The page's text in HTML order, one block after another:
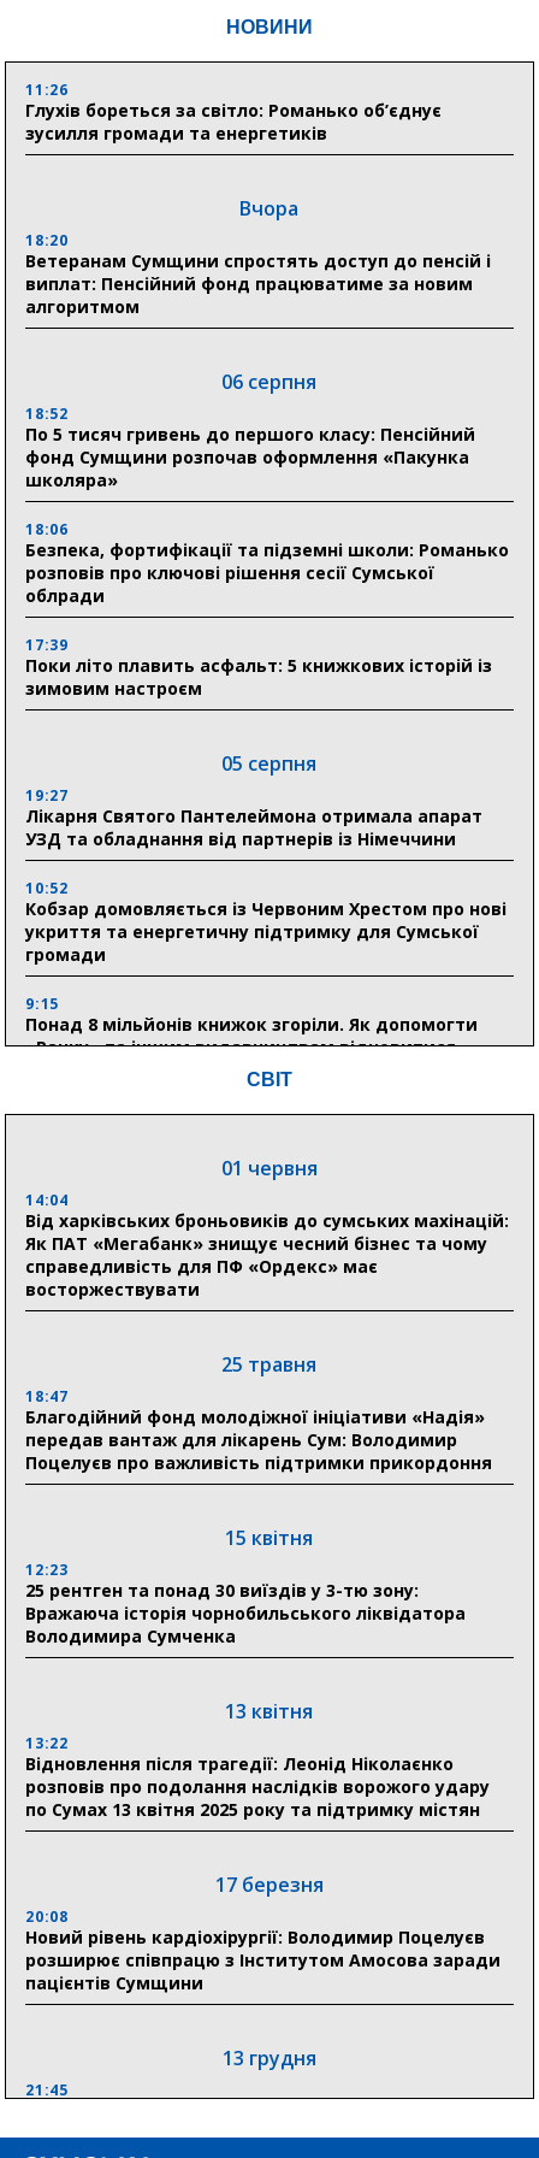
НОВИНИ
11:26
Глухів бореться за світло: Романько об’єднує
зусилля громади та енергетиків
Вчора
18:20
Ветеранам Сумщини спростять доступ до пенсій і
виплат: Пенсійний фонд працюватиме за новим
алгоритмом
06 серпня
18:52
По 5 тисяч гривень до першого класу: Пенсійний
фонд Сумщини розпочав оформлення «Пакунка
школяра»
18:06
Безпека, фортифікації та підземні школи: Романько
розповів про ключові рішення сесії Сумської
облради
17:39
Поки літо плавить асфальт: 5 книжкових історій із
зимовим настроєм
05 серпня
19:27
Лікарня Святого Пантелеймона отримала апарат
УЗД та обладнання від партнерів із Німеччини
10:52
Кобзар домовляється із Червоним Хрестом про нові
укриття та енергетичну підтримку для Сумської
громади
9:15
Понад 8 мільйонів книжок згоріли. Як допомогти
«Ранку» та іншим видавництвам відновитися
04 серпня
Пенсійний фонд Сумщини спрямував 0,2 млрд грн
на пенсії, страхові виплати та підтримку
прифронтових громад
прифронтової Сумщини: перша група оздоровилася
в Австрії
18:30
Ніколаєнко: у Сумах погодили 115 компенсацій на
відновлення житла майже на 6,6 млн грн
21:01
До 19 400 гривень на паливо: Пенсійний фонд
Сумщини пояснив, як отримати допомогу на зиму
«Укрексімбанк» припиняє виплату пенсій: у
людям
11:00
Артем Кобзар вручив родинам 20 полеглих Героїв
19:38
Сумська клінічна лікарня Святого Пантелеймона
здобула головну відзнаку в медичній сфері України
СВІТ
01 червня
14:04
Від харківських броньовиків до сумських махінацій:
Як ПАТ «Мегабанк» знищує чесний бізнес та чому
справедливість для ПФ «Ордекс» має
восторжествувати
25 травня
18:47
Благодійний фонд молодіжної ініціативи «Надія»
передав вантаж для лікарень Сум: Володимир
Поцелуєв про важливість підтримки прикордоння
15 квітня
12:23
25 рентген та понад 30 виїздів у 3-тю зону:
Вражаюча історія чорнобильського ліквідатора
Володимира Сумченка
13 квітня
13:22
Відновлення після трагедії: Леонід Ніколаєнко
розповів про подолання наслідків ворожого удару
по Сумах 13 квітня 2025 року та підтримку містян
17 березня
20:08
Новий рівень кардіохірургії: Володимир Поцелуєв
розширює співпрацю з Інститутом Амосова заради
пацієнтів Сумщини
13 грудня
21:45
збільшити завантаження стратегічних українських